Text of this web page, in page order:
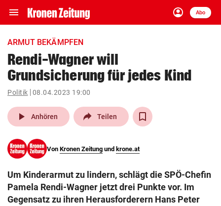
menu Navigation
ein-/ausklappen
account_circle
Anmelden
Abo
close Schließen
account_circle Anmelden
arrow_right
pin_drop
Wien arrow_right
search
eingeben
ARMUT BEKÄMPFEN
Rendi-Wagner will
Grundsicherung für jedes Kind
Politik 08.04.2023 19:00
play_arrow Anhören Teilen
Von Kronen Zeitung und krone.at
Um Kinderarmut zu lindern, schlägt die SPÖ-Chefin
Pamela Rendi-Wagner jetzt drei Punkte vor. Im
Gegensatz zu ihren Herausforderern Hans Peter